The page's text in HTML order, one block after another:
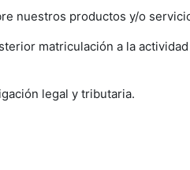
nuestros productos y/o
matriculación a la
legal y tributaria.